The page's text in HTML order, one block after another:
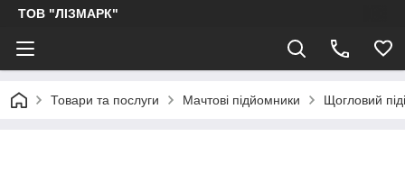
ТОВ "ЛІЗМАРК"
Товари та послуги Мачтові підйомники Щогловий